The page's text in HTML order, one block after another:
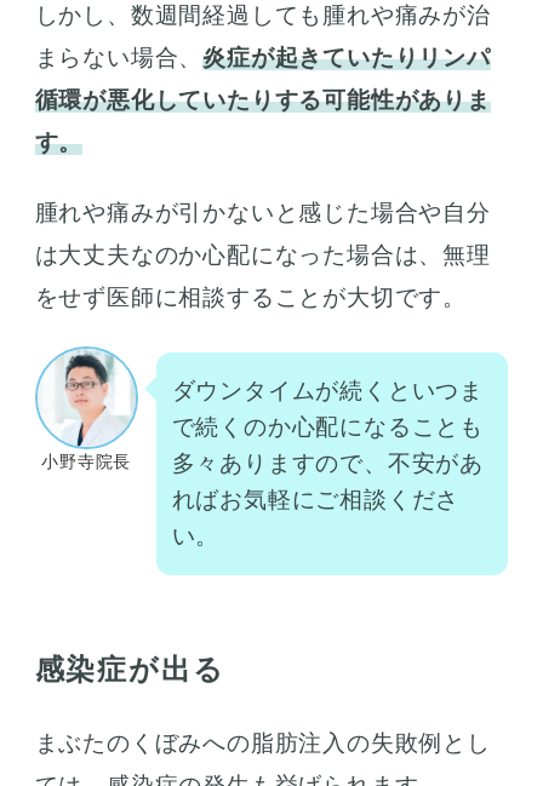
しかし、数週間経過しても腫れや痛みが治
まらない場合、炎症が起きていたりリンパ
循環が悪化していたりする可能性がありま
す。
腫れや痛みが引かないと感じた場合や自分
は大丈夫なのか心配になった場合は、無理
をせず医師に相談することが大切です。
小野寺院長
ダウンタイムが続くといつま
で続くのか心配になることも
多々ありますので、不安があ
ればお気軽にご相談くださ
い。
感染症が出る
まぶたのくぼみへの脂肪注入の失敗例とし